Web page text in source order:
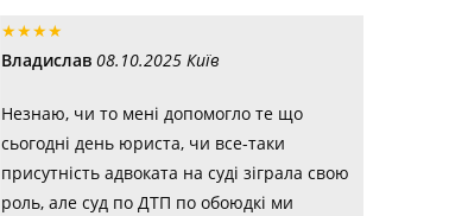
★★★★
Владислав 08.10.2025 Київ
Незнаю, чи то мені допомогло те що
сьогодні день юриста, чи все-таки
присутність адвоката на суді зіграла свою
роль, але суд по ДТП по обоюдкі ми